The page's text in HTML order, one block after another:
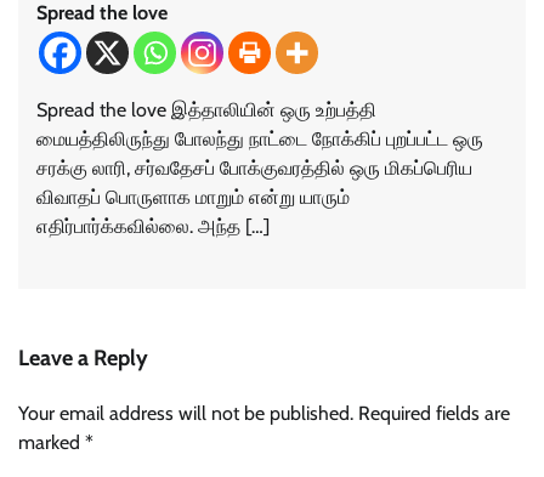
Spread the love
Spread the love இத்தாலியின் ஒரு உற்பத்தி
மையத்திலிருந்து போலந்து நாட்டை நோக்கிப் புறப்பட்ட ஒரு
சரக்கு லாரி, சர்வதேசப் போக்குவரத்தில் ஒரு மிகப்பெரிய
விவாதப் பொருளாக மாறும் என்று யாரும்
எதிர்பார்க்கவில்லை. அந்த […]
Leave a Reply
Your email address will not be published. Required fields are
marked *